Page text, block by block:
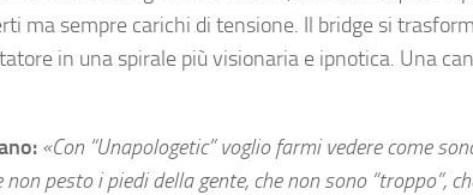
ma sempre carichi di tensione. Il bridge si
in una spirale più visionaria e ipnotica. Una
«Con “Unapologetic” voglio farmi vedere come
pesto i piedi della gente, che non sono “troppo”,